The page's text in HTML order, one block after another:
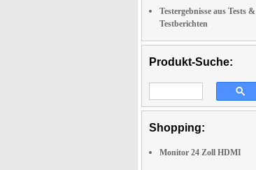
Testergebnisse aus Tests &
Testberichten
Produkt-Suche:
Shopping:
Monitor 24 Zoll HDMI